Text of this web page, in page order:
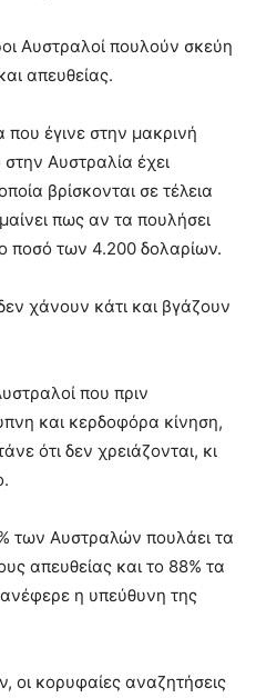
Αυστραλοί πουλούν σκεύη
απευθείας.
έγινε στην μακρινή
Αυστραλία έχει
βρίσκονται σε τέλεια
πως αν τα πουλήσει
ποσό των 4.200 δολαρίων.
δεν χάνουν κάτι και βγάζουν
που πριν
και κερδοφόρα κίνηση,
ότι δεν χρειάζονται, κι
των Αυστραλών πουλάει τα
απευθείας και το 88% τα
η υπεύθυνη της
οι κορυφαίες αναζητήσεις